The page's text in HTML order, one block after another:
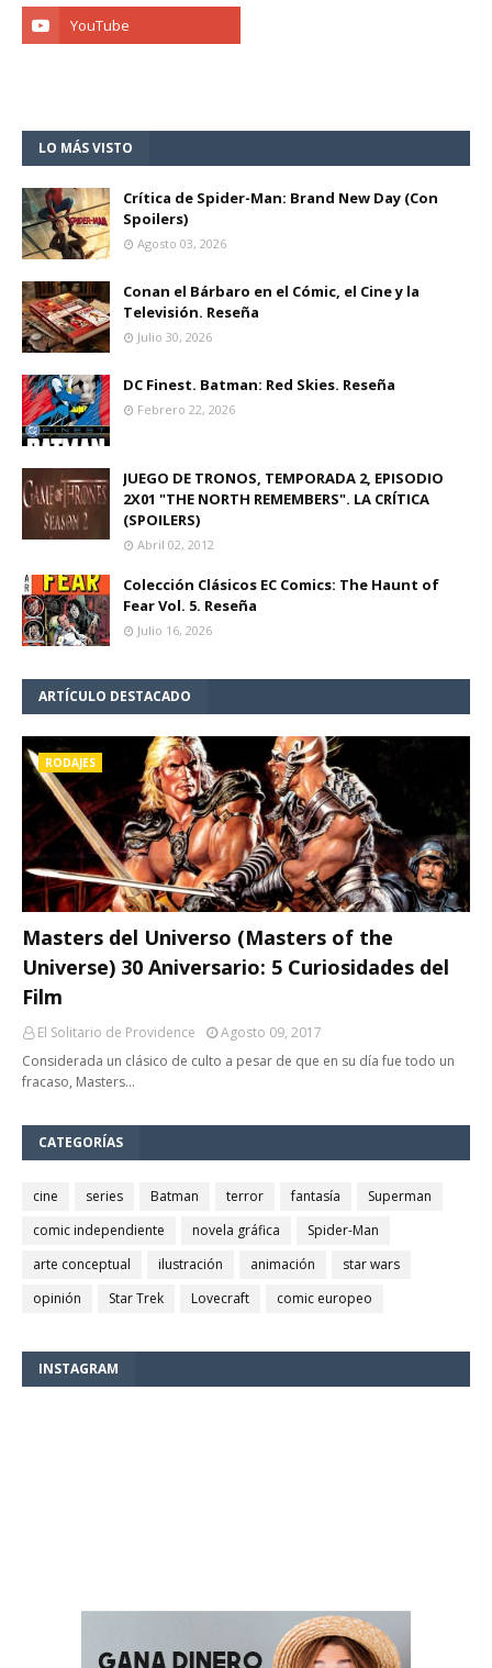
LO MÁS VISTO
Crítica de Spider-Man: Brand New Day (Con
Spoilers)
Agosto 03, 2026
Conan el Bárbaro en el Cómic, el Cine y la
Televisión. Reseña
Julio 30, 2026
DC Finest. Batman: Red Skies. Reseña
Febrero 22, 2026
JUEGO DE TRONOS, TEMPORADA 2, EPISODIO
2X01 "THE NORTH REMEMBERS". LA CRÍTICA
(SPOILERS)
Abril 02, 2012
Colección Clásicos EC Comics: The Haunt of
Fear Vol. 5. Reseña
Julio 16, 2026
ARTÍCULO DESTACADO
RODAJES
Masters del Universo (Masters of the
Universe) 30 Aniversario: 5 Curiosidades del
Film
El Solitario de Providence
Agosto 09, 2017
Considerada un clásico de culto a pesar de que en su día fue todo un
fracaso, Masters…
CATEGORÍAS
cine series Batman terror fantasía
Superman
comic independiente
novela gráfica
Spider-Man
arte conceptual
ilustración animación
star wars
opinión
Star Trek Lovecraft comic europeo
INSTAGRAM